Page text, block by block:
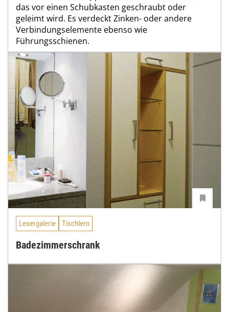
das vor einen Schubkasten geschraubt oder
geleimt wird. Es verdeckt Zinken- oder andere
Verbindungselemente ebenso wie
Führungsschienen.
Lesergalerie Tischlern
Badezimmerschrank